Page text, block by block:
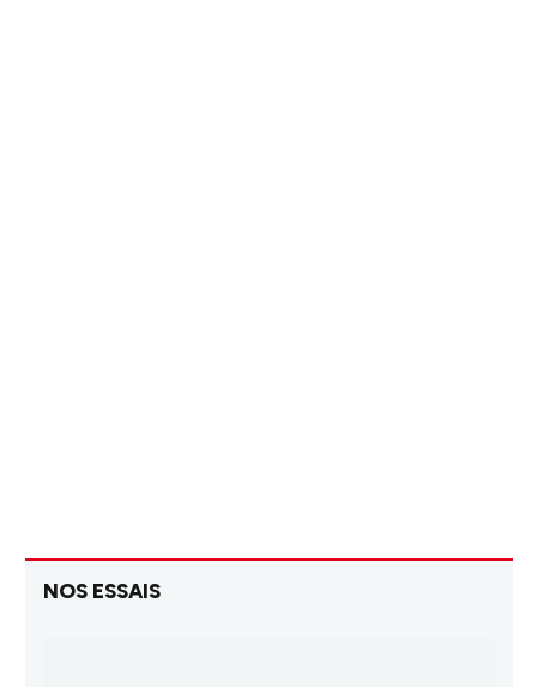
NOS ESSAIS